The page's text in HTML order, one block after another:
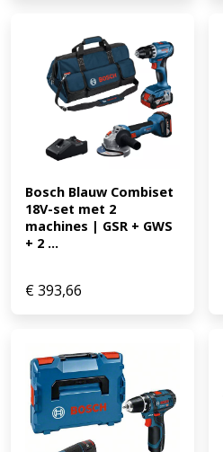
Bosch Blauw Combiset
18V-set met 2
machines | GSR + GWS
+ 2 ...
€393,66